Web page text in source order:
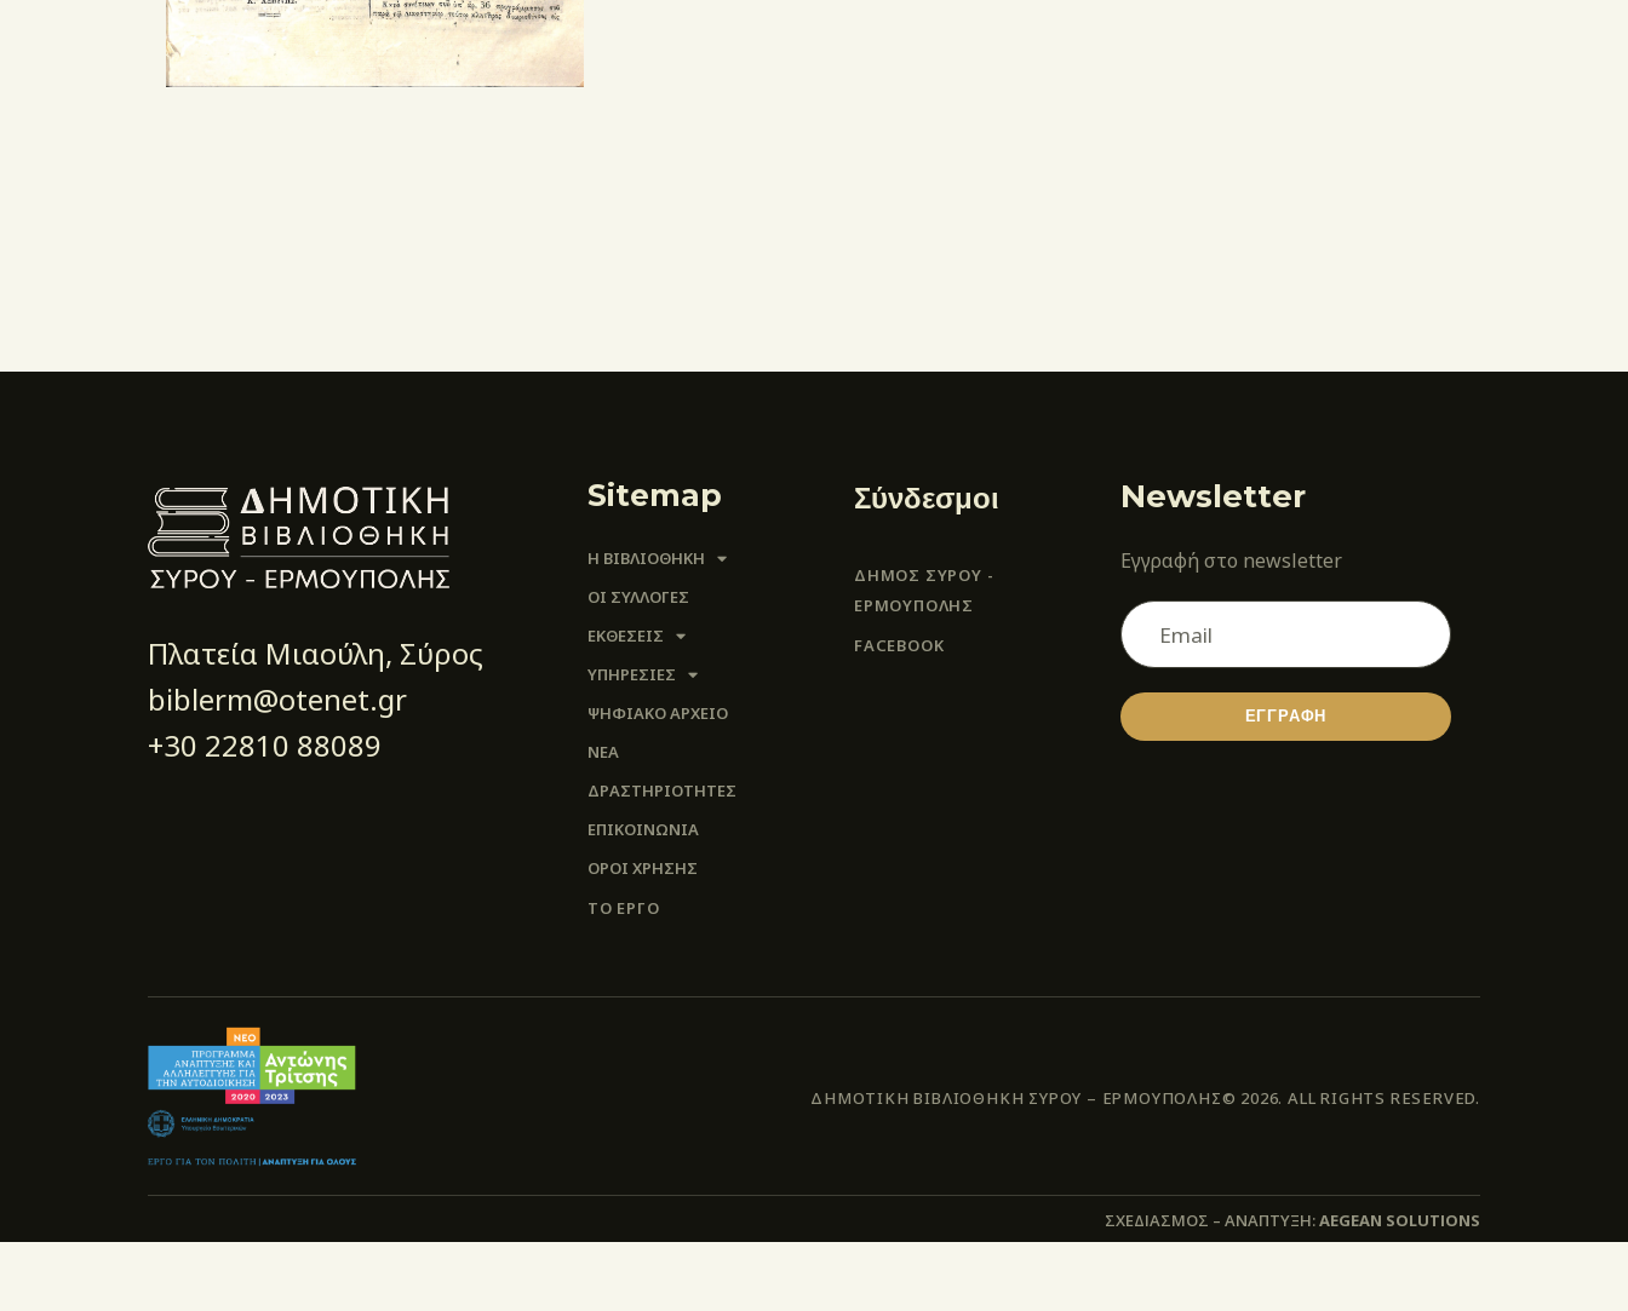
Πλατεία Μιαούλη, Σύρος
biblerm@otenet.gr
+30 22810 88089
Sitemap
Η ΒΙΒΛΙΟΘΗΚΗ
ΟΙ ΣΥΛΛΟΓΈΣ
ΕΚΘΕΣΕΙΣ
ΥΠΗΡΕΣΙΕΣ
ΨΗΦΙΑΚΌ ΑΡΧΕΊΟ
ΝΕΑ
ΔΡΑΣΤΗΡΙΟΤΗΤΕΣ
ΕΠΙΚΟΙΝΩΝΊΑ
ΌΡΟΙ ΧΡΉΣΗΣ
ΤΟ ΕΡΓΟ
Σύνδεσμοι
ΔΗΜΟΣ ΣΥΡΟΥ -
ΕΡΜΟΎΠΟΛΗΣ
FACEBOOK
Newsletter
Εγγραφή στο newsletter
ΕΓΓΡΑΦΗ
ΔΗΜΟΤΙΚΗ ΒΙΒΛΙΟΘΗΚΗ ΣΥΡΟΥ – ΕΡΜΟΥΠΟΛΗΣ© 2026. ALL RIGHTS RESERVED.
ΣΧΕΔΙΑΣΜΟΣ – ΑΝΑΠΤΥΞΗ:AEGEAN SOLUTIONS